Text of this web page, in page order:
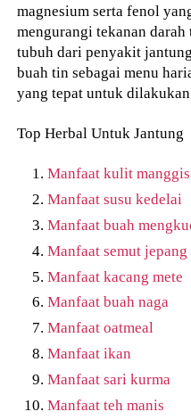
magnesium serta fenol
mengurangi tekanan
tubuh dari penyakit
buah tin sebagai menu
yang tepat untuk
Top Herbal Untuk Jantung
Manfaat kulit manggis
Manfaat susu kedelai
Manfaat buah
Manfaat semut jepang
Manfaat kacang mete
Manfaat buah naga
Manfaat oatmeal
Manfaat ikan
Manfaat sari kurma
Manfaat teh manis